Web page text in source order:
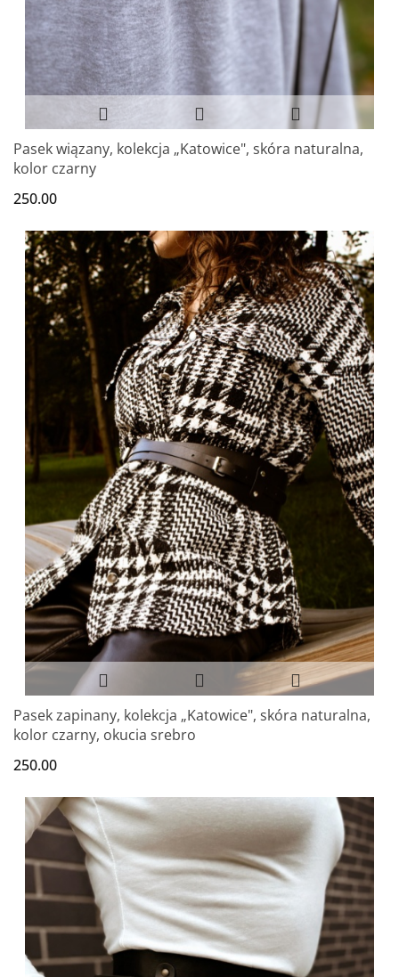
Pasek wiązany, kolekcja „Katowice", skóra naturalna,
kolor czarny
250.00
Pasek zapinany, kolekcja „Katowice", skóra naturalna,
kolor czarny, okucia srebro
250.00